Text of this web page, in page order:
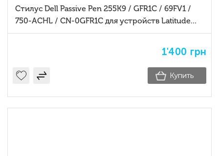
Стилус Dell Passive Pen 255K9 / GFR1C / 69FV1 /
750-ACHL / CN-0GFR1C для устройств Latitude
Rugged серий 5420 и 5424
1'400 грн
Купить